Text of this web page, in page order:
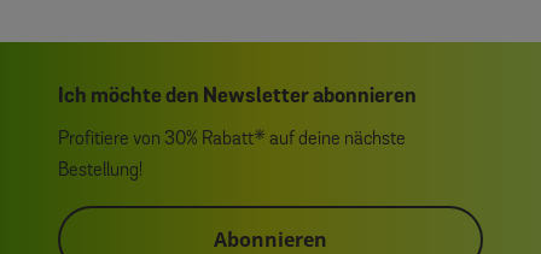
Ich möchte den Newsletter abonnieren
Profitiere von 30% Rabatt* auf deine nächste
Bestellung!
Abonnieren